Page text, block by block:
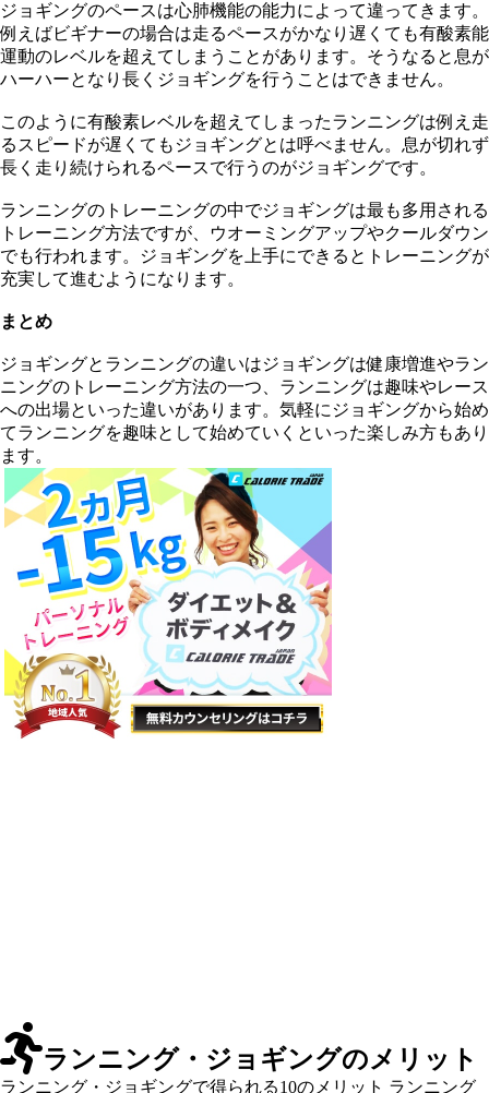
ジョギングのペースは心肺機能の能力によって違ってきます。
例えばビギナーの場合は走るペースがかなり遅くても有酸素能
運動のレベルを超えてしまうことがあります。そうなると息が
ハーハーとなり長くジョギングを行うことはできません。
このように有酸素レベルを超えてしまったランニングは例え走
るスピードが遅くてもジョギングとは呼べません。息が切れず
長く走り続けられるペースで行うのがジョギングです。
ランニングのトレーニングの中でジョギングは最も多用される
トレーニング方法ですが、ウオーミングアップやクールダウン
でも行われます。ジョギングを上手にできるとトレーニングが
充実して進むようになります。
まとめ
ジョギングとランニングの違いはジョギングは健康増進やラン
ニングのトレーニング方法の一つ、ランニングは趣味やレース
への出場といった違いがあります。気軽にジョギングから始め
てランニングを趣味として始めていくといった楽しみ方もあり
ます。
ランニング・ジョギングのメリット
ランニング・ジョギングで得られる10のメリット ランニング